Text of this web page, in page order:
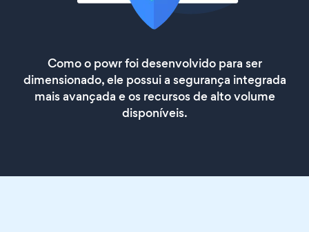
Como o powr foi desenvolvido para ser
dimensionado, ele possui a segurança integrada
mais avançada e os recursos de alto volume
disponíveis.